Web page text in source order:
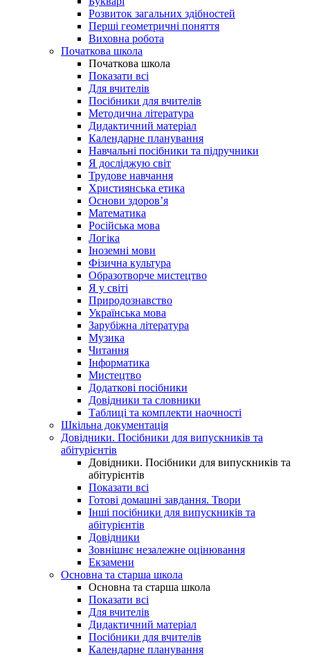
Розвиток загальних здібностей
Перші геометричні поняття
Виховна робота
Початкова школа
Початкова школа
Показати всі
Для вчителів
Посібники для вчителів
Методична література
Дидактичний матеріал
Календарне планування
Навчальні посібники та підручники
Я досліджую світ
Трудове навчання
Християнська етика
Основи здоров’я
Математика
Російська мова
Логіка
Іноземні мови
Фізична культура
Образотворче мистецтво
Я у світі
Природознавство
Українська мова
Зарубіжна література
Музика
Читання
Інформатика
Мистецтво
Додаткові посібники
Довідники та словники
Таблиці та комплекти наочності
Шкільна документація
Довідники. Посібники для випускників та
абітурієнтів
Довідники. Посібники для випускників та
абітурієнтів
Показати всі
Готові домашні завдання. Твори
Інші посібники для випускників та
абітурієнтів
Довідники
Зовнішнє незалежне оцінювання
Екзамени
Основна та старша школа
Основна та старша школа
Показати всі
Для вчителів
Дидактичний матеріал
Посібники для вчителів
Календарне планування